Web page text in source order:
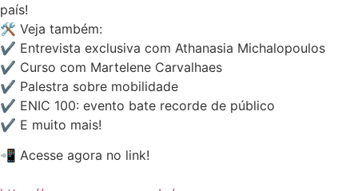
país!
🛠 Veja também:
✔ Entrevista exclusiva com Athanasia Michalopoulos
✔ Curso com Martelene Carvalhaes
✔ Palestra sobre mobilidade
✔ ENIC 100: evento bate recorde de público
✔ E muito mais!
📲 Acesse agora no link!